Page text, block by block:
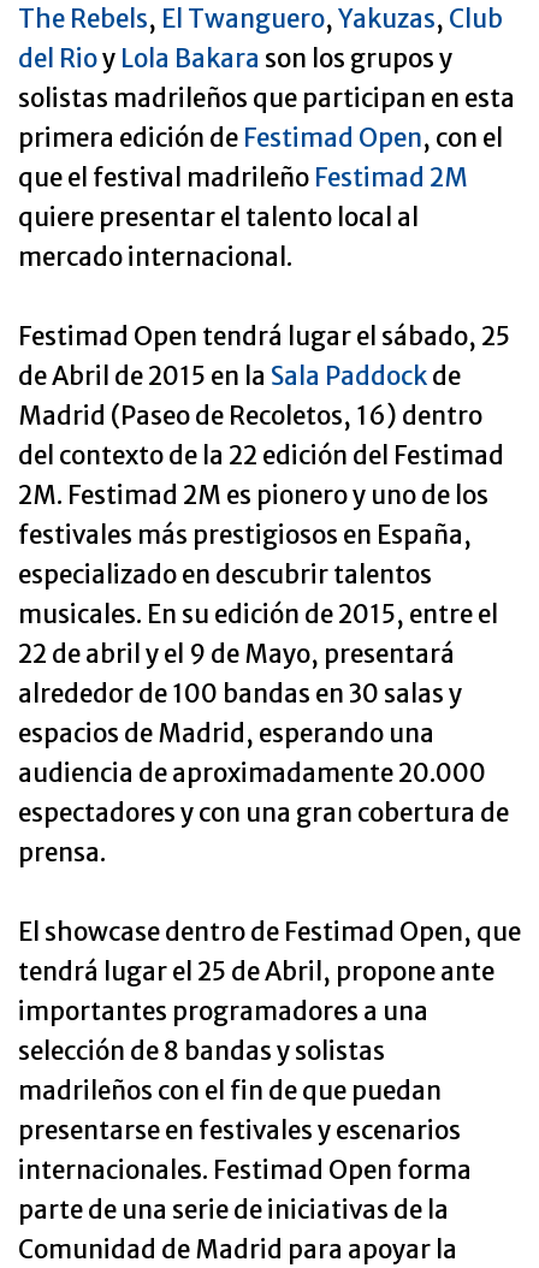
The Rebels, El Twanguero,Yakuzas, Club
del Rioy Lola Bakara son los grupos y
solistas madrileños que participan en esta
primera edición de Festimad Open, con el
que el festival madrileño Festimad 2M
quiere presentar el talento local al
mercado internacional.
Festimad Open tendrá lugar el sábado, 25
de Abril de 2015 en la Sala Paddockde
Madrid (Paseo de Recoletos, 16) dentro
del contexto de la 22 edición del Festimad
2M. Festimad 2M es pionero y uno de los
festivales más prestigiosos en España,
especializado en descubrir talentos
musicales. En su edición de 2015, entre el
22 de abril y el 9 de Mayo, presentará
alrededor de 100 bandas en 30 salas y
espacios de Madrid, esperando una
audiencia de aproximadamente 20.000
espectadores y con una gran cobertura de
prensa.
El showcase dentro de Festimad Open, que
tendrá lugar el 25 de Abril, propone ante
importantes programadores a una
selección de 8 bandas y solistas
madrileños con el fin de que puedan
presentarse en festivales y escenarios
internacionales. Festimad Open forma
parte de una serie de iniciativas de la
Comunidad de Madrid para apoyar la